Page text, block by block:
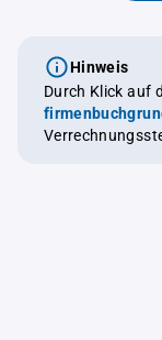
Hinweis
Durch Klick auf